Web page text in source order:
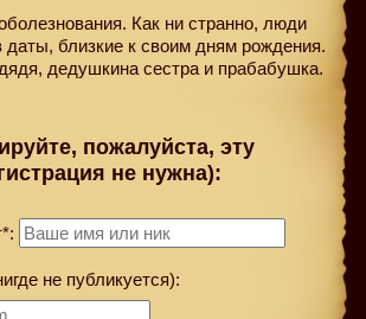
Как ни странно, люди
даты, близкие к своим дням рождения.
дедушкина сестра и прабабушка.
пожалуйста, эту
не нужна):
не публикуется):